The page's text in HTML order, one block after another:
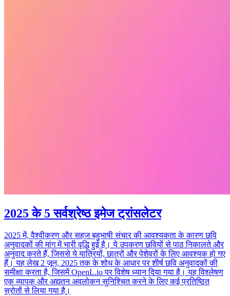
2025 के 5 सर्वश्रेष्ठ इमेज ट्रांसलेटर
2025 में, वैश्वीकरण और सहज बहुभाषी संचार की आवश्यकता के कारण छवि
अनुवादकों की मांग में भारी वृद्धि हुई है। ये उपकरण छवियों से पाठ निकालते और
अनुवाद करते हैं, जिससे ये यात्रियों, छात्रों और पेशेवरों के लिए आवश्यक हो गए
हैं। यह लेख 2 जून, 2025 तक के शोध के आधार पर शीर्ष छवि अनुवादकों की
समीक्षा करता है, जिसमें OpenL.io पर विशेष ध्यान दिया गया है। यह विश्लेषण
एक व्यापक और अद्यतन अवलोकन सुनिश्चित करने के लिए कई प्रतिष्ठित
स्रोतों से लिया गया है।